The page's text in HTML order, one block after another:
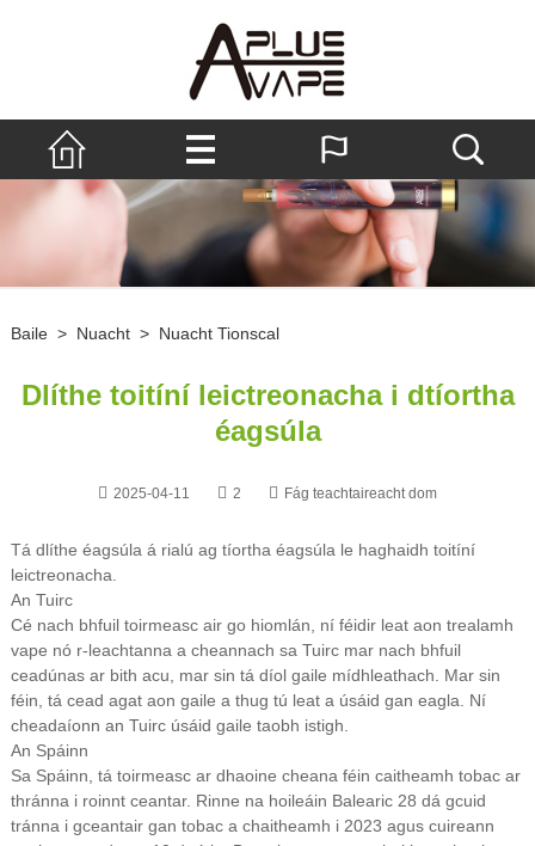
Baile > Nuacht > Nuacht Tionscal
Dlíthe toitíní leictreonacha i dtíortha
éagsúla
2025-04-11 2 Fág teachtaireacht dom
Tá dlíthe éagsúla á rialú ag tíortha éagsúla le haghaidh toitíní
leictreonacha.
An Tuirc
Cé nach bhfuil toirmeasc air go hiomlán, ní féidir leat aon trealamh
vape nó r-leachtanna a cheannach sa Tuirc mar nach bhfuil
ceadúnas ar bith acu, mar sin tá díol gaile mídhleathach. Mar sin
féin, tá cead agat aon gaile a thug tú leat a úsáid gan eagla. Ní
cheadaíonn an Tuirc úsáid gaile taobh istigh.
An Spáinn
Sa Spáinn, tá toirmeasc ar dhaoine cheana féin caitheamh tobac ar
thránna i roinnt ceantar. Rinne na hoileáin Balearic 28 dá gcuid
tránna i gceantair gan tobac a chaitheamh i 2023 agus cuireann